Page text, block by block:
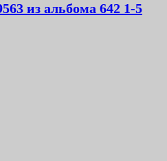
из альбома 642 1-5